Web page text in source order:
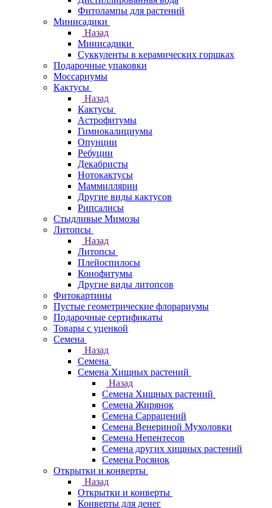
Фитолампы для растений
Минисадики
Назад
Минисадики
Суккуленты в керамических горшках
Подарочные упаковки
Моссариумы
Кактусы
Назад
Кактусы
Астрофитумы
Гимнокалициумы
Опунции
Ребуции
Декабристы
Нотокактусы
Маммиллярии
Другие виды кактусов
Рипсалисы
Стыдливые Мимозы
Литопсы
Назад
Литопсы
Плейоспилосы
Конофитумы
Другие виды литопсов
Фитокартины
Пустые геометрические флорариумы
Подарочные сертификаты
Товары с уценкой
Семена
Назад
Семена
Семена Хищных растений
Назад
Семена Хищных растений
Семена Жирянок
Семена Саррацений
Семена Венериной Мухоловки
Семена Непентесов
Семена других хищных растений
Семена Росянок
Открытки и конверты
Назад
Открытки и конверты
Конверты для денег